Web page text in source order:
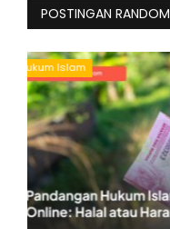
POSTINGAN RANDOM
Tafsir Al-Qur'an